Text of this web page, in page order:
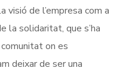
visió de l’empresa com a
la solidaritat, que s’ha
on es
deixar de ser una